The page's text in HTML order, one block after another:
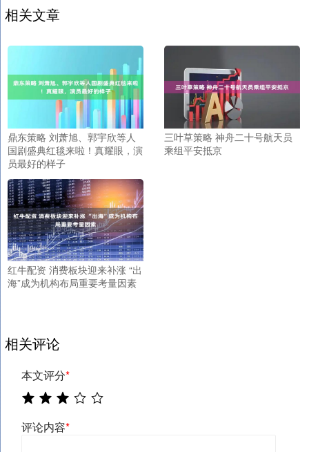
相关文章
鼎东策略 刘萧旭、郭宇欣等人
国剧盛典红毯来啦！真耀眼，演
员最好的样子
三叶草策略 神舟二十号航天员
乘组平安抵京
红牛配资 消费板块迎来补涨 “出
海”成为机构布局重要考量因素
相关评论
本文评分*
评论内容*